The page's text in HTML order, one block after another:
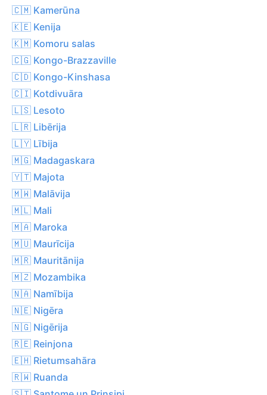
🇨🇲 Kamerūna
🇰🇪 Kenija
🇰🇲 Komoru salas
🇨🇬 Kongo-Brazzaville
🇨🇩 Kongo-Kinshasa
🇨🇮 Kotdivuāra
🇱🇸 Lesoto
🇱🇷 Libērija
🇱🇾 Lībija
🇲🇬 Madagaskara
🇾🇹 Majota
🇲🇼 Malāvija
🇲🇱 Mali
🇲🇦 Maroka
🇲🇺 Maurīcija
🇲🇷 Mauritānija
🇲🇿 Mozambika
🇳🇦 Namībija
🇳🇪 Nigēra
🇳🇬 Nigērija
🇷🇪 Reinjona
🇪🇭 Rietumsahāra
🇷🇼 Ruanda